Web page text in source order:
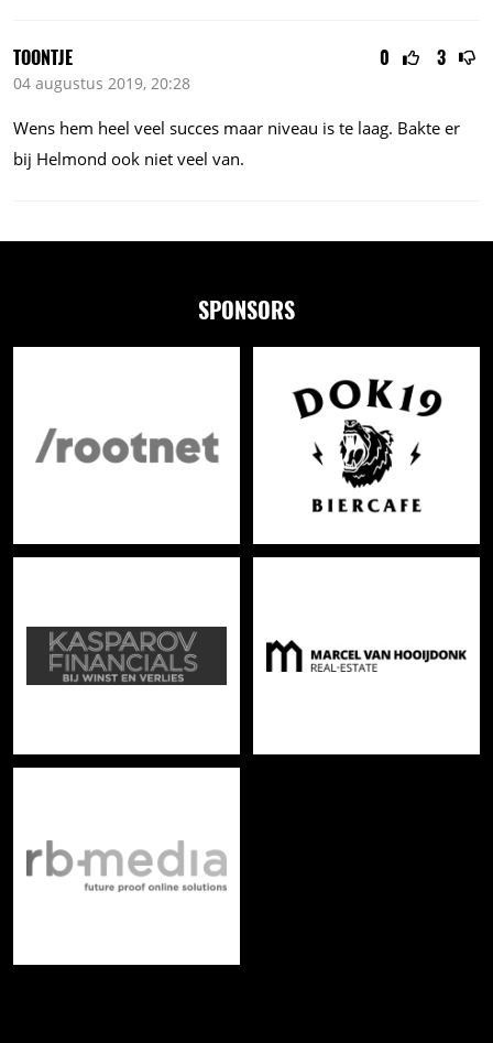
0 3
TOONTJE
04 augustus 2019, 20:28
Wens hem heel veel succes maar niveau is te laag. Bakte er
bij Helmond ook niet veel van.
SPONSORS